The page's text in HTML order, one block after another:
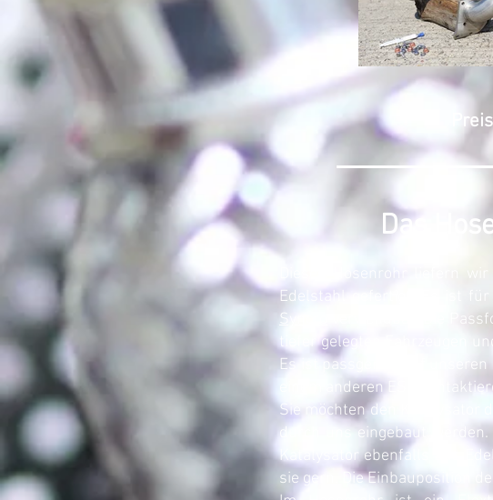
Das
Dieses Hosenrohr liefern
Edelstahl gefertigt. Es ist
Syncro
verwendbar. Die
tiefer gelegten Fahrzeugen
Es ist passgenau auf
einem anderen ESD
Sie möchten den Katalysator
durch uns eingebaut
Katalysator ebenfalls aus
sie gern. Die Einbauposition